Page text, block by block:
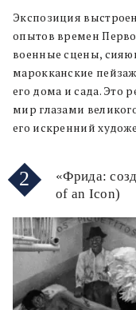
Экспозиция
опытов времен
военные сцены,
марокканские
его дома и сада. Это
мир глазами
его искренний
2
«Фрида:
of an Icon)